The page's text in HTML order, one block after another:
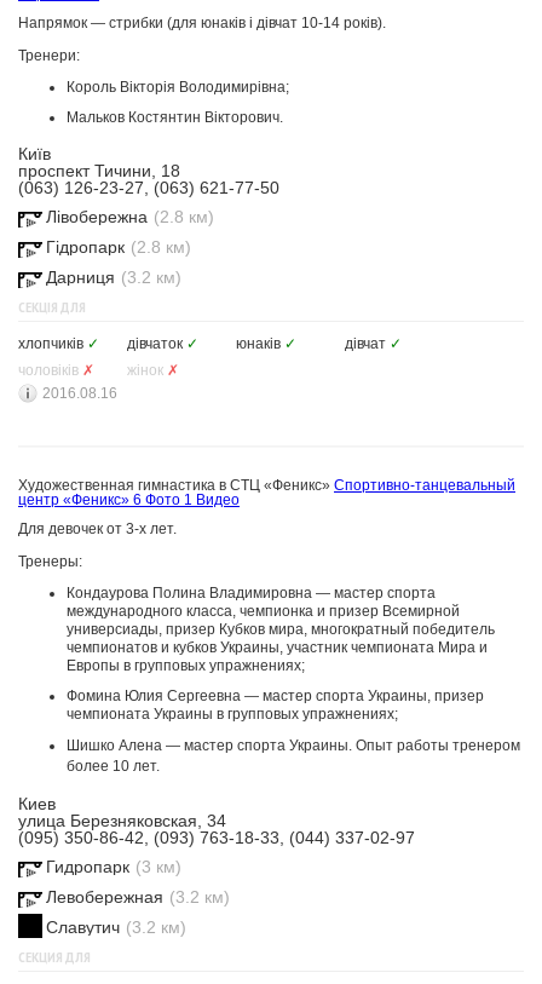
Напрямок — стрибки (для юнаків і дівчат 10-14 років).
Тренери:
Король Вікторія Володимирівна;
Мальков Костянтин Вікторович.
Київ
проспект Тичини, 18
(063) 126-23-27, (063) 621-77-50
Лівобережна (2.8 км)
Гідропарк (2.8 км)
Дарниця (3.2 км)
СЕКЦІЯ ДЛЯ
хлопчиків ✓ дівчаток ✓ юнаків ✓ дівчат ✓
чоловіків ✗ жінок ✗
2016.08.16
Художественная гимнастика в СТЦ «Феникс» Спортивно-танцевальный
центр «Феникс» 6 Фото 1 Видео
Для девочек от 3-х лет.
Тренеры:
Кондаурова Полина Владимировна — мастер спорта
международного класса, чемпионка и призер Всемирной
универсиады, призер Кубков мира, многократный победитель
чемпионатов и кубков Украины, участник чемпионата Мира и
Европы в групповых упражнениях;
Фомина Юлия Сергеевна — мастер спорта Украины, призер
чемпионата Украины в групповых упражнениях;
Шишко Алена — мастер спорта Украины. Опыт работы тренером
более 10 лет.
Киев
улица Березняковская, 34
(095) 350-86-42, (093) 763-18-33, (044) 337-02-97
Гидропарк (3 км)
Левобережная (3.2 км)
Славутич (3.2 км)
СЕКЦИЯ ДЛЯ